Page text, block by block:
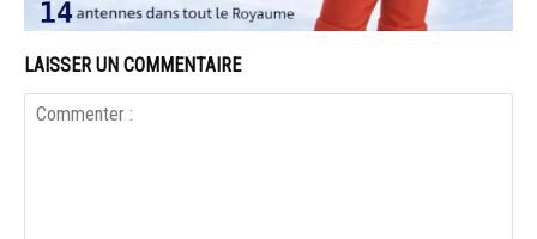
LAISSER UN COMMENTAIRE